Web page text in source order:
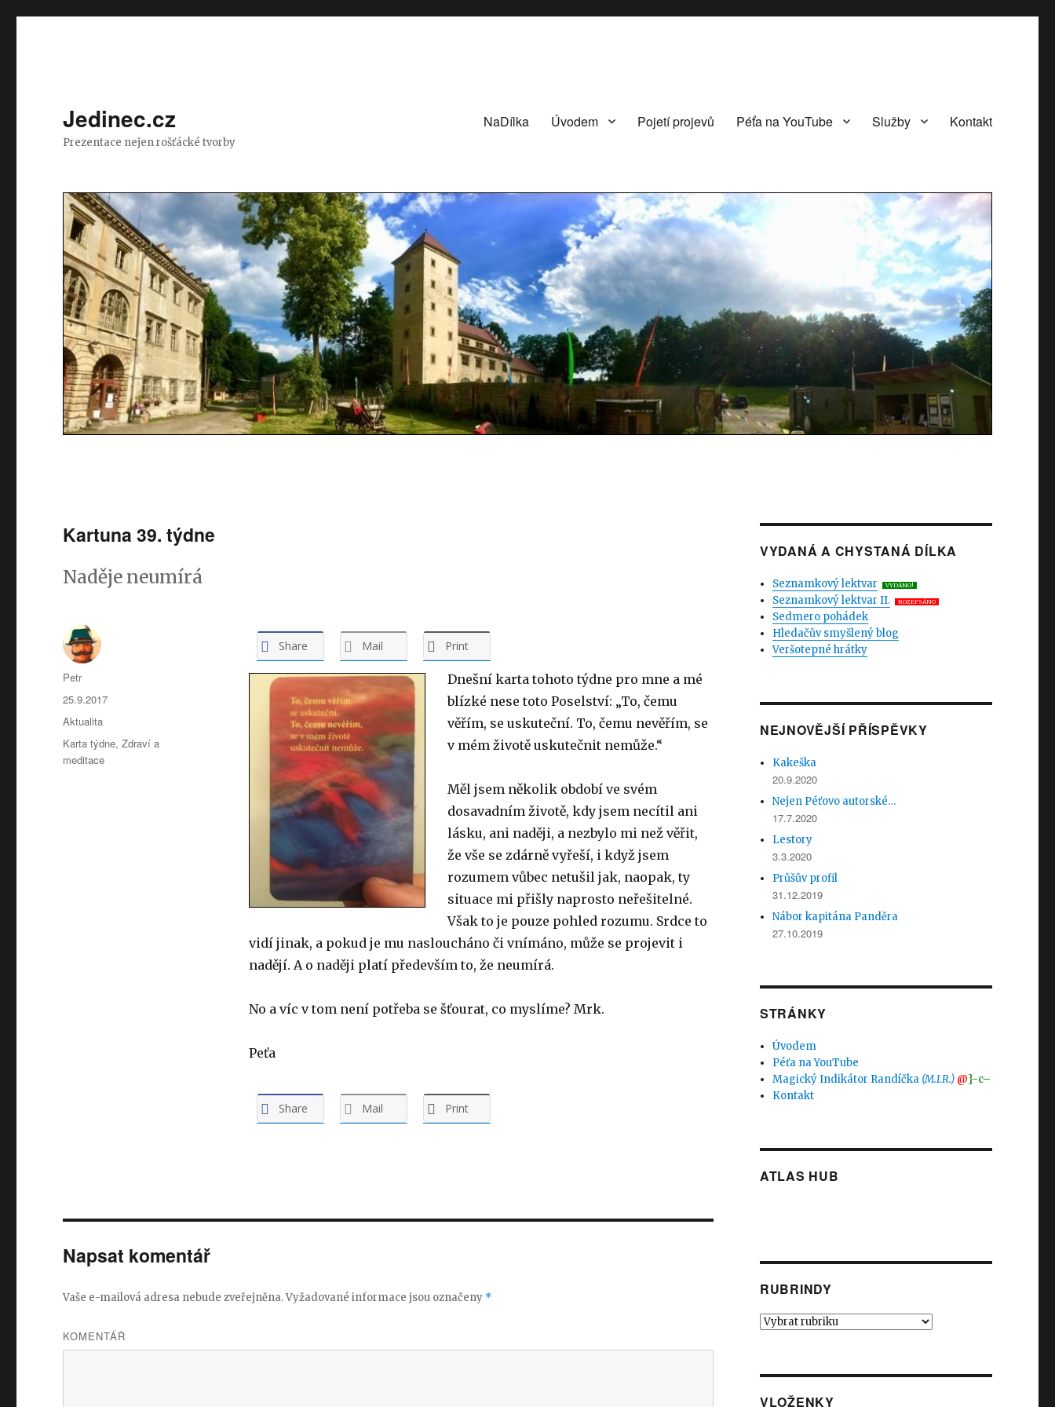
Jedinec.cz
Prezentace nejen rošťácké tvorby
NaDílka Úvodem Pojetí projevů Péťa na YouTube Služby Kontakt
Kartuna 39. týdne
Naděje neumírá
Share Mail Print
Dnešní karta tohoto týdne pro mne a mé
blízké nese toto Poselství: „To, čemu
věřím, se uskuteční. To, čemu nevěřím, se
v mém životě uskutečnit nemůže.“
Měl jsem několik období ve svém
dosavadním životě, kdy jsem necítil ani
lásku, ani naději, a nezbylo mi než věřit,
že vše se zdárně vyřeší, i když jsem
rozumem vůbec netušil jak, naopak, ty
situace mi přišly naprosto neřešitelné.
Však to je pouze pohled rozumu. Srdce to
vidí jinak, a pokud je mu nasloucháno či vnímáno, může se projevit i
nadějí. A o naději platí především to, že neumírá.
No a víc v tom není potřeba se šťourat, co myslíme? Mrk.
Peťa
Share Mail Print
Autor:
Petr
Publikováno:
25.9.2017
Formát:
Aktualita
Rubriky:
Karta týdne,Zdraví a
meditace
Napsat komentář
Vaše e-mailová adresa nebude zveřejněna.Vyžadované informace jsou označeny *
KOMENTÁŘ
VYDANÁ A CHYSTANÁ DÍLKA
Seznamkový lektvar VYDÁNO!
Seznamkový lektvar II. ROZEPSÁNO
Sedmero pohádek
Hledačův smyšlený blog
Veršotepné hrátky
NEJNOVĚJŠÍ PŘÍSPĚVKY
Kakeška
20.9.2020
Nejen Péťovo autorské…
17.7.2020
Lestory
3.3.2020
Průšův profil
31.12.2019
Nábor kapitána Panděra
27.10.2019
STRÁNKY
Úvodem
Péťa na YouTube
Magický Indikátor Randíčka (M.I.R.) @}-c–
Kontakt
ATLAS HUB
RUBRINDY
Rubrindy
VLOŽENKY